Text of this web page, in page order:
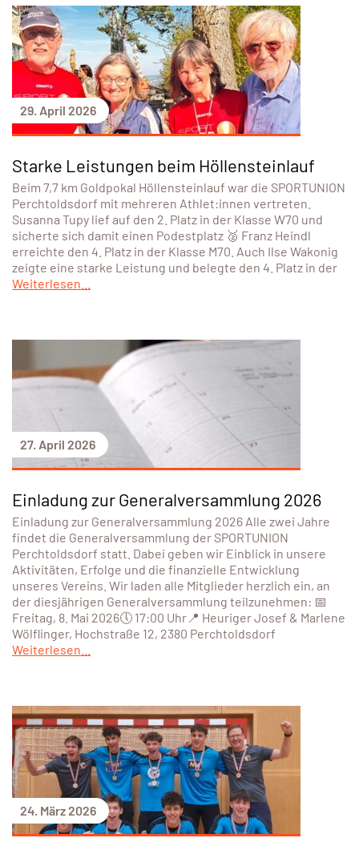
29. April 2026
Starke Leistungen beim Höllensteinlauf
Beim 7,7 km Goldpokal Höllensteinlauf war die SPORTUNION
Perchtoldsdorf mit mehreren Athlet:innen vertreten.
Susanna Tupy lief auf den 2. Platz in der Klasse W70 und
sicherte sich damit einen Podestplatz 🥈 Franz Heindl
erreichte den 4. Platz in der Klasse M70. Auch Ilse Wakonig
zeigte eine starke Leistung und belegte den 4. Platz in der
Weiterlesen...
27. April 2026
Einladung zur Generalversammlung 2026
Einladung zur Generalversammlung 2026 Alle zwei Jahre
findet die Generalversammlung der SPORTUNION
Perchtoldsdorf statt. Dabei geben wir Einblick in unsere
Aktivitäten, Erfolge und die finanzielle Entwicklung
unseres Vereins. Wir laden alle Mitglieder herzlich ein, an
der diesjährigen Generalversammlung teilzunehmen: 📅
Freitag, 8. Mai 2026🕔 17:00 Uhr📍 Heuriger Josef & Marlene
Wölflinger, Hochstraße 12, 2380 Perchtoldsdorf
Weiterlesen...
24. März 2026